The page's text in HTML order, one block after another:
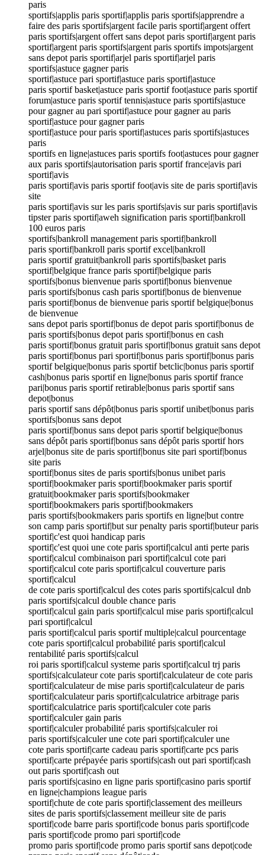
paris
sportifs|applis paris sportif|applis paris sportifs|apprendre a
faire des paris sportifs|argent facile paris sportif|argent offert
paris sportifs|argent offert sans depot paris sportif|argent paris
sportif|argent paris sportifs|argent paris sportifs impots|argent
sans depot paris sportif|arjel paris sportif|arjel paris
sportifs|astuce gagner paris
sportif|astuce pari sportif|astuce paris sportif|astuce
paris sportif basket|astuce paris sportif foot|astuce paris sportif
forum|astuce paris sportif tennis|astuce paris sportifs|astuce
pour gagner au pari sportif|astuce pour gagner au paris
sportif|astuce pour gagner paris
sportif|astuce pour paris sportif|astuces paris sportifs|astuces
paris
sportifs en ligne|astuces paris sportifs foot|astuces pour gagner
aux paris sportifs|autorisation paris sportif france|avis pari
sportif|avis
paris sportif|avis paris sportif foot|avis site de paris sportif|avis
site
paris sportif|avis sur les paris sportifs|avis sur paris sportif|avis
tipster paris sportif|aweh signification paris sportif|bankroll
100 euros paris
sportifs|bankroll management paris sportif|bankroll
paris sportif|bankroll paris sportif excel|bankroll
paris sportif gratuit|bankroll paris sportifs|basket paris
sportif|belgique france paris sportif|belgique paris
sportifs|bonus bienvenue paris sportif|bonus bienvenue
paris sportifs|bonus cash paris sportif|bonus de bienvenue
paris sportif|bonus de bienvenue paris sportif belgique|bonus
de bienvenue
sans depot paris sportif|bonus de depot paris sportif|bonus de
paris sportifs|bonus depot paris sportif|bonus en cash
paris sportif|bonus gratuit paris sportif|bonus gratuit sans depot
paris sportif|bonus pari sportif|bonus paris sportif|bonus paris
sportif belgique|bonus paris sportif betclic|bonus paris sportif
cash|bonus paris sportif en ligne|bonus paris sportif france
pari|bonus paris sportif retirable|bonus paris sportif sans
depot|bonus
paris sportif sans dépôt|bonus paris sportif unibet|bonus paris
sportifs|bonus sans depot
paris sportif|bonus sans depot paris sportif belgique|bonus
sans dépôt paris sportif|bonus sans dépôt paris sportif hors
arjel|bonus site de paris sportif|bonus site pari sportif|bonus
site paris
sportif|bonus sites de paris sportifs|bonus unibet paris
sportif|bookmaker paris sportif|bookmaker paris sportif
gratuit|bookmaker paris sportifs|bookmaker
sportif|bookmakers paris sportif|bookmakers
paris sportifs|bookmakers paris sportifs en ligne|but contre
son camp paris sportif|but sur penalty paris sportif|buteur paris
sportif|c'est quoi handicap paris
sportif|c'est quoi une cote paris sportif|calcul anti perte paris
sportif|calcul combinaison pari sportif|calcul cote pari
sportif|calcul cote paris sportif|calcul couverture paris
sportif|calcul
de cote paris sportif|calcul des cotes paris sportifs|calcul dnb
paris sportifs|calcul double chance paris
sportif|calcul gain paris sportif|calcul mise paris sportif|calcul
pari sportif|calcul
paris sportif|calcul paris sportif multiple|calcul pourcentage
cote paris sportif|calcul probabilité paris sportif|calcul
rentabilité paris sportifs|calcul
roi paris sportif|calcul systeme paris sportif|calcul trj paris
sportifs|calculateur cote paris sportif|calculateur de cote paris
sportif|calculateur de mise paris sportif|calculateur de paris
sportif|calculateur paris sportif|calculatrice arbitrage paris
sportif|calculatrice paris sportif|calculer cote paris
sportif|calculer gain paris
sportif|calculer probabilité paris sportifs|calculer roi
paris sportifs|calculer une cote pari sportif|calculer une
cote paris sportif|carte cadeau paris sportif|carte pcs paris
sportif|carte prépayée paris sportifs|cash out pari sportif|cash
out paris sportif|cash out
paris sportifs|casino en ligne paris sportif|casino paris sportif
en ligne|champions league paris
sportif|chute de cote paris sportif|classement des meilleurs
sites de paris sportifs|classement meilleur site de paris
sportif|code barre paris sportif|code bonus paris sportif|code
paris sportif|code promo pari sportif|code
promo paris sportif|code promo paris sportif sans depot|code